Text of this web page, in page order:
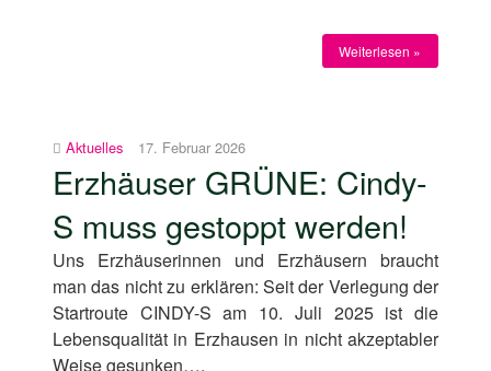
Weiterlesen »
Aktuelles 17. Februar 2026
Erzhäuser GRÜNE: Cindy-
S muss gestoppt werden!
Uns Erzhäuserinnen und Erzhäusern braucht
man das nicht zu erklären: Seit der Verlegung der
Startroute CINDY-S am 10. Juli 2025 ist die
Lebensqualität in Erzhausen in nicht akzeptabler
Weise gesunken….